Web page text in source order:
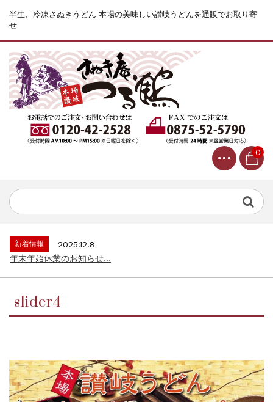
半生、冷凍さぬきうどん 本場の美味しい讃岐うどんを通販でお取り寄
せ
0
新着情報
2025.12.8
年末年始休業のお知らせ...
slider4